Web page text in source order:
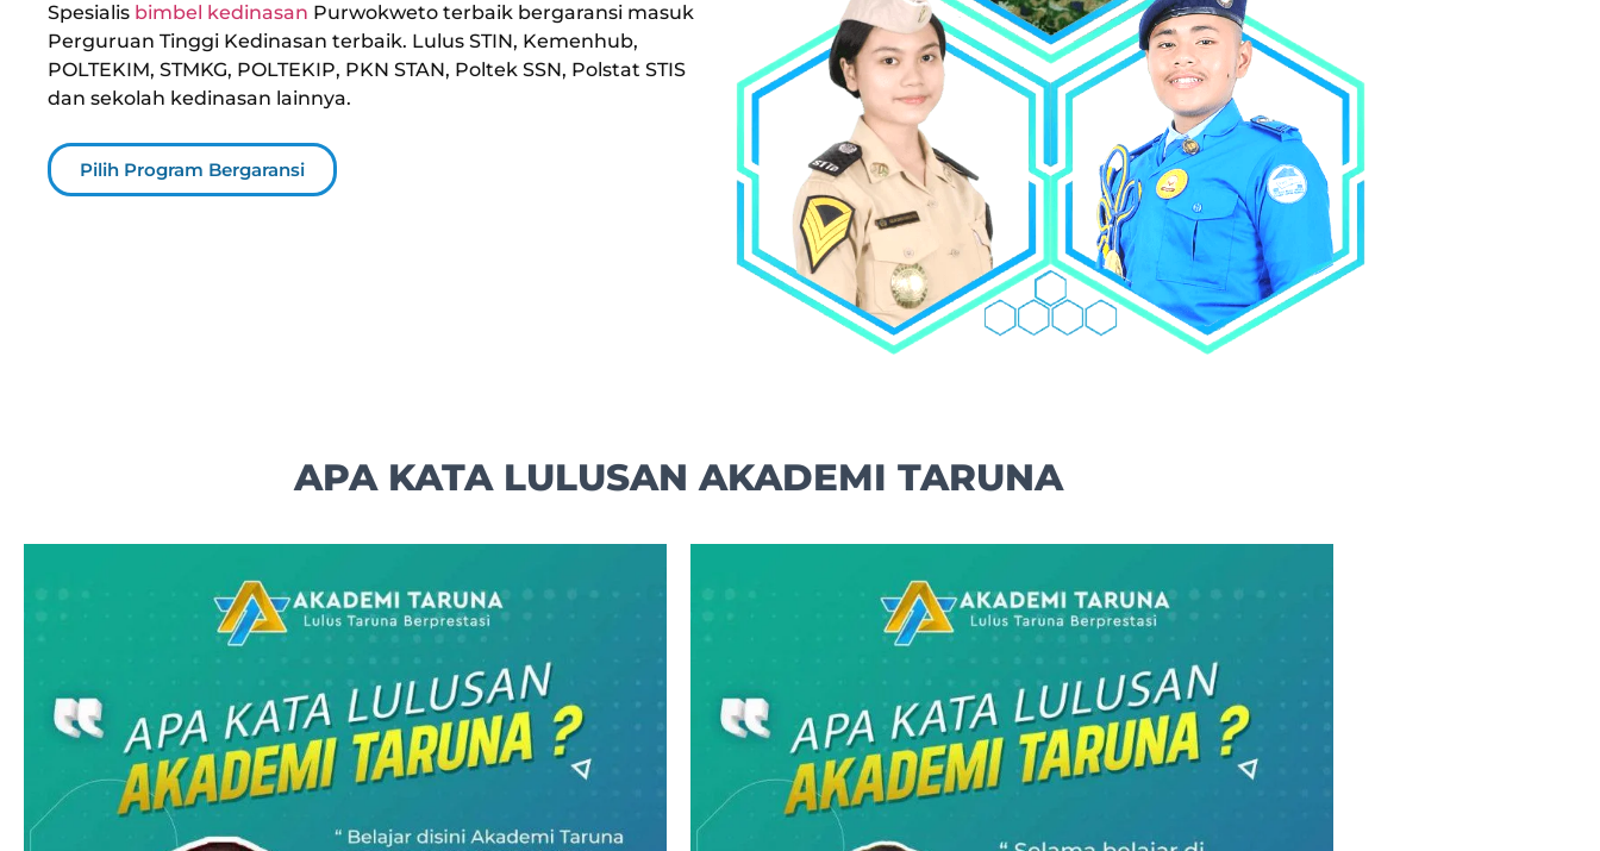
Spesialis bimbel kedinasan Purwokweto terbaik bergaransi masuk
Perguruan Tinggi Kedinasan terbaik. Lulus STIN, Kemenhub,
POLTEKIM, STMKG, POLTEKIP, PKN STAN, Poltek SSN, Polstat STIS
dan sekolah kedinasan lainnya.
Pilih Program Bergaransi
APA KATA LULUSAN AKADEMI TARUNA